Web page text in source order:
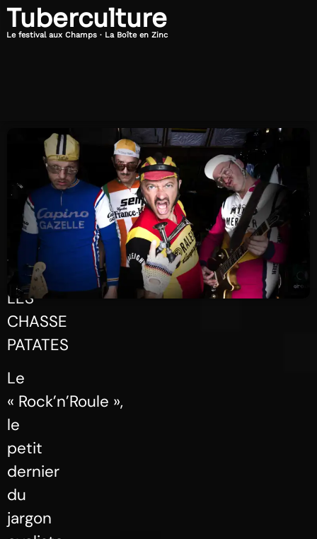
Tuberculture
Le festival aux Champs · La Boîte en Zinc
Samedi
Juillet
2026
20h45
Les
Chasse
Patates
LES
CHASSE
PATATES
Le
« Rock’n’Roule »,
le
petit
dernier
du
jargon